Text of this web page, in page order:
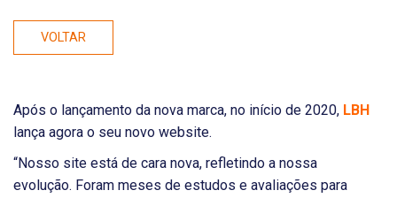
VOLTAR
Após o lançamento da nova marca, no início de 2020, LBH
lança agora o seu novo website.
“Nosso site está de cara nova, refletindo a nossa
evolução. Foram meses de estudos e avaliações para